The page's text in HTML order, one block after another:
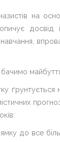
на
досвід
майбуття
ґрунтується
до все